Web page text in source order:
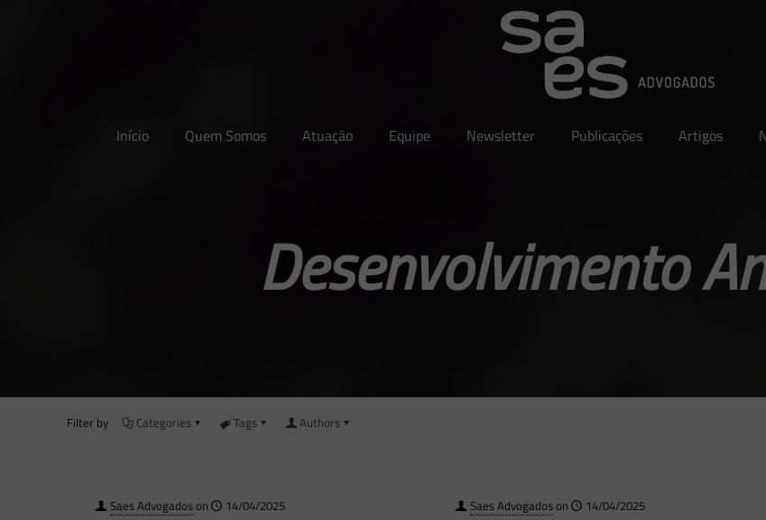
Início Quem Somos Atuação Equipe Newsletter Publicações Artigos
Desenvolvimento
Filter by Categories Tags Authors
Saes Advogadoson 14/04/2025 Saes Advogadoson 14/04/2025